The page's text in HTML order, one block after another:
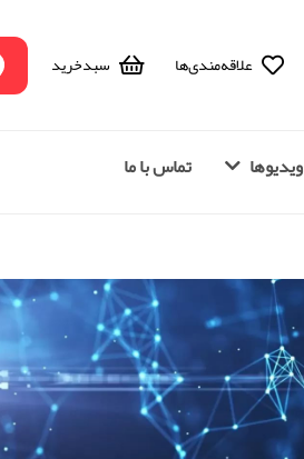
علاقه‌مندی‌ها سبد‌خرید
ویدیوها تماس با ما